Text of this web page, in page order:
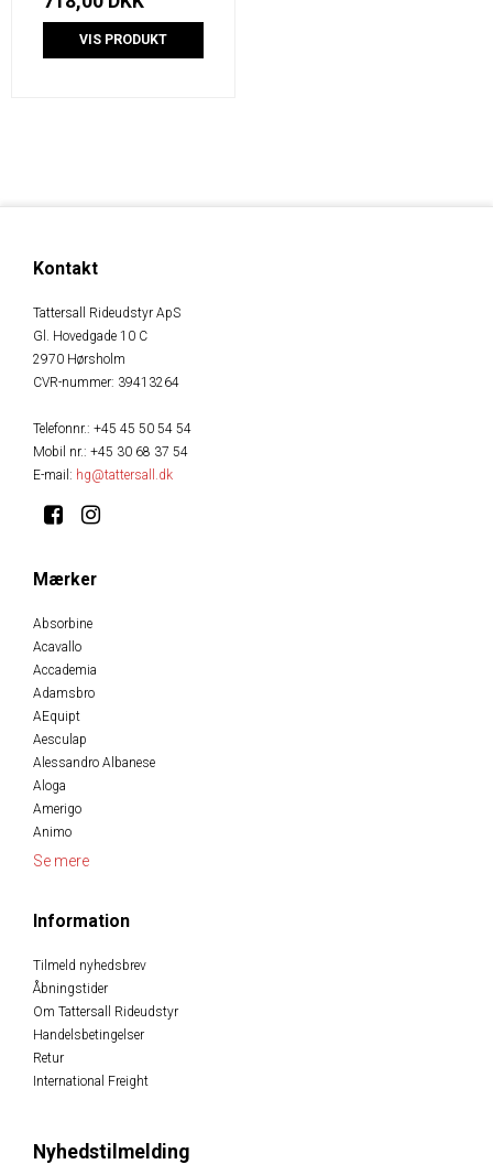
VIS PRODUKT
Kontakt
Tattersall Rideudstyr ApS
Gl. Hovedgade 10 C
2970 Hørsholm
CVR-nummer: 39413264
Telefonnr.: +45 45 50 54 54
Mobil nr.: +45 30 68 37 54
E-mail : hg@tattersall.dk
Mærker
Absorbine
Acavallo
Accademia
Adamsbro
AEquipt
Aesculap
Alessandro Albanese
Aloga
Amerigo
Animo
Se mere
Information
Tilmeld nyhedsbrev
Åbningstider
Om Tattersall Rideudstyr
Handelsbetingelser
Retur
International Freight
Nyhedstilmelding